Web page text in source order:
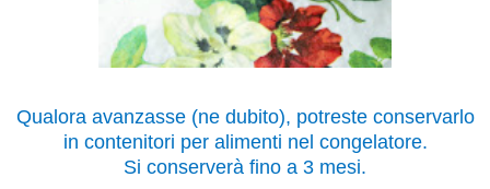
Qualora avanzasse (ne dubito), potreste conservarlo
in contenitori per alimenti nel congelatore.
Si conserverà fino a 3 mesi.